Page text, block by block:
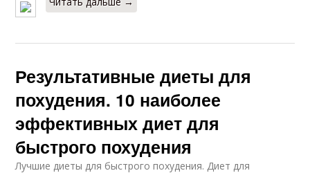
Результативные диеты для
похудения. 10 наиболее
эффективных диет для
быстрого похудения
Лучшие диеты для быстрого похудения. Диет для